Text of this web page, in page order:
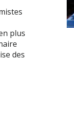
plus
des